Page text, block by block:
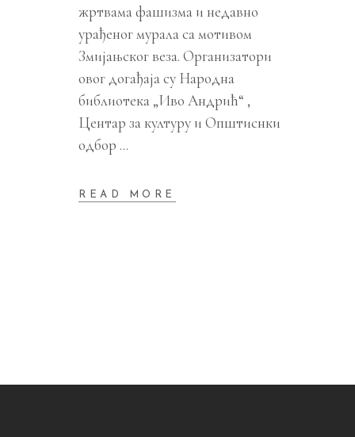
жртвама фашизма и недавно
урађеног мурала са мотивом
Змијањског веза. Организатори
овог догађаја су Народна
библиотека „Иво Андрић“ ,
Центар за културу и Општиснки
одбор
READ MORE